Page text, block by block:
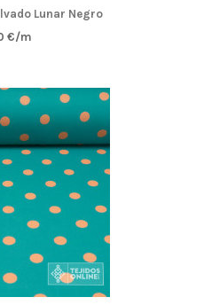
Lunar Negro
€/m